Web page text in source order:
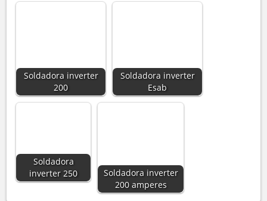
Soldadora inverter
200
Soldadora inverter
Esab
Soldadora
inverter 250
Soldadora inverter
200 amperes